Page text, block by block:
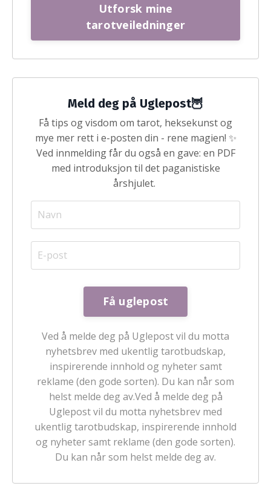
Utforsk mine
tarotveiledninger
Meld deg på Uglepost🦉
Få tips og visdom om tarot, heksekunst og
mye mer rett i e-posten din - rene magien! ✨
Ved innmelding får du også en gave: en PDF
med introduksjon til det paganistiske
årshjulet.
Få uglepost
Ved å melde deg på Uglepost vil du motta
nyhetsbrev med ukentlig tarotbudskap,
inspirerende innhold og nyheter samt
reklame (den gode sorten). Du kan når som
helst melde deg av.Ved å melde deg på
Uglepost vil du motta nyhetsbrev med
ukentlig tarotbudskap, inspirerende innhold
og nyheter samt reklame (den gode sorten).
Du kan når som helst melde deg av.